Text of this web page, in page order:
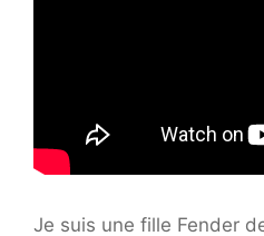
Je suis une fille Fender